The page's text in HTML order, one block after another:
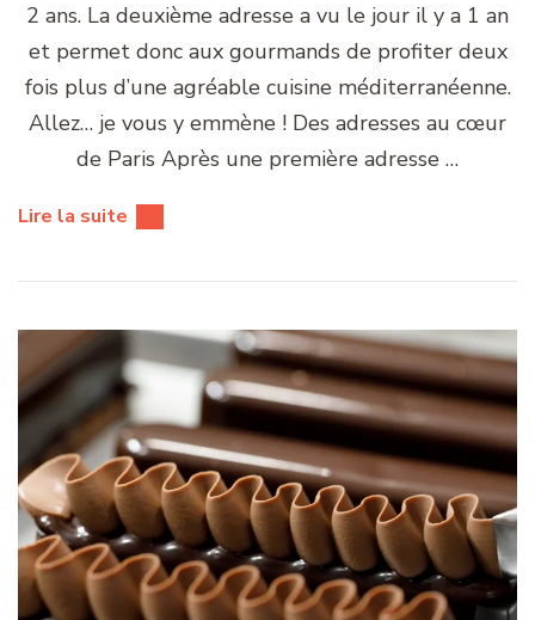
2 ans. La deuxième adresse a vu le jour il y a 1 an
et permet donc aux gourmands de profiter deux
fois plus d’une agréable cuisine méditerranéenne.
Allez… je vous y emmène ! Des adresses au cœur
de Paris Après une première adresse …
Lire la suite